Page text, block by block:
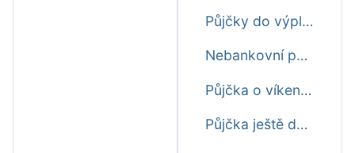
Půjčky do výplaty ještě dnes první zdarma
Nebankovní půjčka ihned na účet ještě dnes
Půjčka o víkendu ještě dnes ihned na účet
Půjčka ještě dnes online ihned na účet